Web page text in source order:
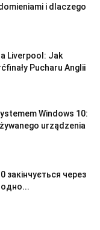
i dlaczego
Liverpool: Jak
Pucharu Anglii
Windows 10:
urządzenia
закінчується через
одно...